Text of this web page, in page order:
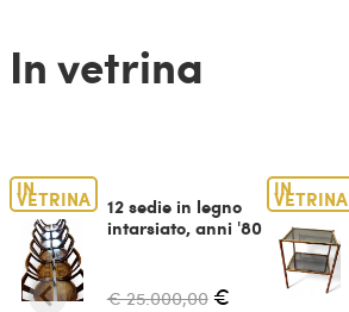
In vetrina
IN
VETRINA
12 sedie in legno
intarsiato, anni '80
€ 25.000,00 €
IN
VETRINA